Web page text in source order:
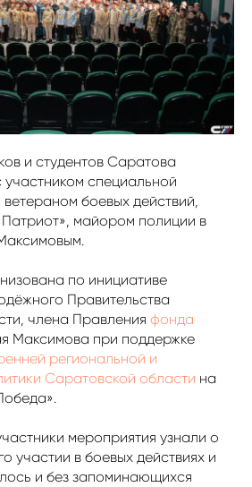
и студентов Саратова
участником специальной
боевых действий,
майором полиции в
по инициативе
Правительства
члена Правления фонда
Максимова при поддержке
региональной и
Саратовской области на
мероприятия узнали о
участии в боевых действиях и
и без запоминающихся